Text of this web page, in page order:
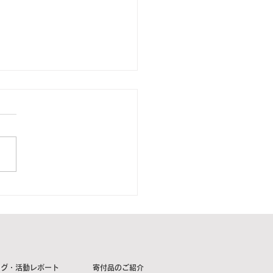
より1箱をご寄付頂きま
・活動レポート 寄付品のご紹介